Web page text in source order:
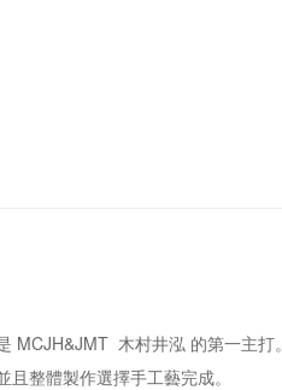
MCJH&JMT 木村井泓 的第一主打。
整體製作選擇手工藝完成。